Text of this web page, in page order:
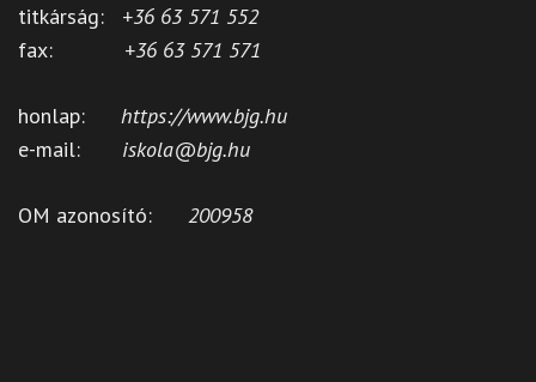
titkárság: +36 63 571 552
fax: +36 63 571 571
honlap: https://www.bjg.hu
e-mail: iskola@bjg.hu
OM azonosító: 200958